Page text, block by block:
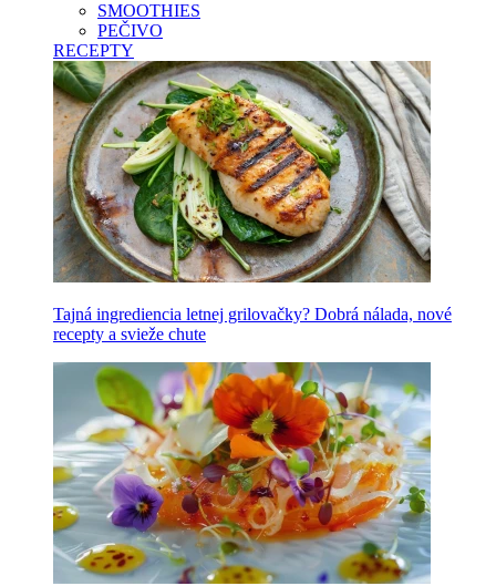
SMOOTHIES
PEČIVO
RECEPTY
Tajná ingrediencia letnej grilovačky? Dobrá nálada, nové
recepty a svieže chute